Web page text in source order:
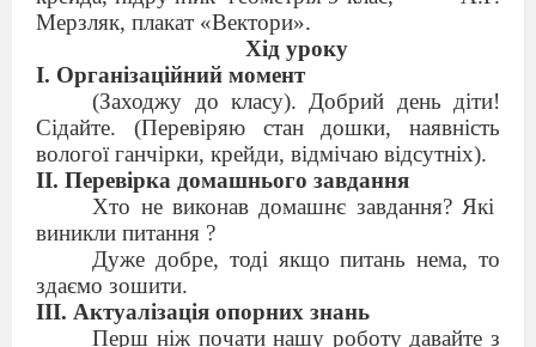
Мерзляк, плакат «Вектори».
Хід уроку
І. Організаційний момент
(Заходжу до класу). Добрий день діти!
Сідайте. (Перевіряю стан дошки, наявність
вологої ганчірки, крейди, відмічаю відсутніх).
ІІ. Перевірка домашнього завдання
Хто не виконав домашнє завдання? Які
виникли питання ?
Дуже добре, тоді якщо питань нема, то
здаємо зошити.
ІІІ. Актуалізація опорних знань
Перш ніж почати нашу роботу давайте з